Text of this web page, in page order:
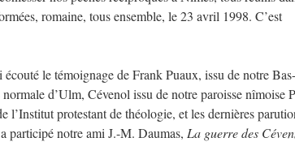
romaine, tous ensemble, le 23 avril 1998. C’est
le témoignage de Frank Puaux, issu de notre Bas-
d’Ulm, Cévenol issu de notre paroisse nîmoise
l’Institut protestant de théologie, et les dernières
participé notre ami J.-M. Daumas, La guerre des